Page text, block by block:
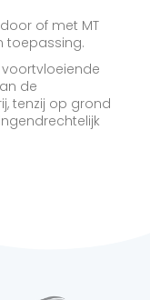
of met MT
toepassing.
de
tenzij op grond